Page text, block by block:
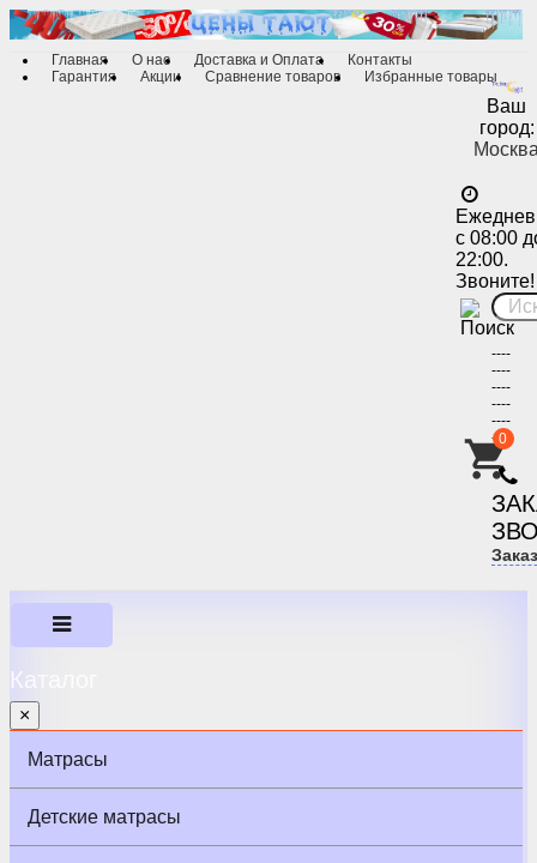
Главная О нас Доставка и Оплата
Контакты
Гарантия
Акции Сравнение товаров Избранные товары
Ваш
город:
с 08:00
22:00.
Звоните!
----
----
----
----
----
----
0
Каталог
×
Матрасы
Детские матрасы